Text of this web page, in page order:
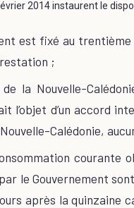
2014 instaurent le
est fixé au
;
de la Nouvelle-
l’objet d’un accord
Calédonie,
courante
le Gouvernement
après la quinzaine